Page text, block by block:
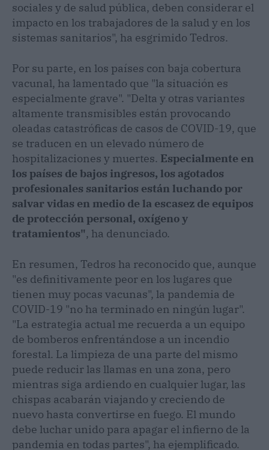
sociales y de salud pública, deben considerar el
impacto en los trabajadores de la salud y en los
sistemas sanitarios", ha esgrimido Tedros.
Por su parte, en los países con baja cobertura
vacunal, ha lamentado que "la situación es
especialmente grave". "Delta y otras variantes
altamente transmisibles están provocando
oleadas catastróficas de casos de COVID-19, que
se traducen en un elevado número de
hospitalizaciones y muertes. Especialmente en
los países de bajos ingresos, los agotados
profesionales sanitarios están luchando por
salvar vidas en medio de la escasez de equipos
de protección personal, oxígeno y
tratamientos", ha denunciado.
En resumen, Tedros ha reconocido que, aunque
"es definitivamente peor en los lugares que
tienen muy pocas vacunas", la pandemia de
COVID-19 "no ha terminado en ningún lugar".
"La estrategia actual me recuerda a un equipo
de bomberos enfrentándose a un incendio
forestal. La limpieza de una parte del mismo
puede reducir las llamas en una zona, pero
mientras siga ardiendo en cualquier lugar, las
chispas acabarán viajando y creciendo de
nuevo hasta convertirse en fuego. El mundo
debe luchar unido para apagar el infierno de la
pandemia en todas partes", ha ejemplificado.